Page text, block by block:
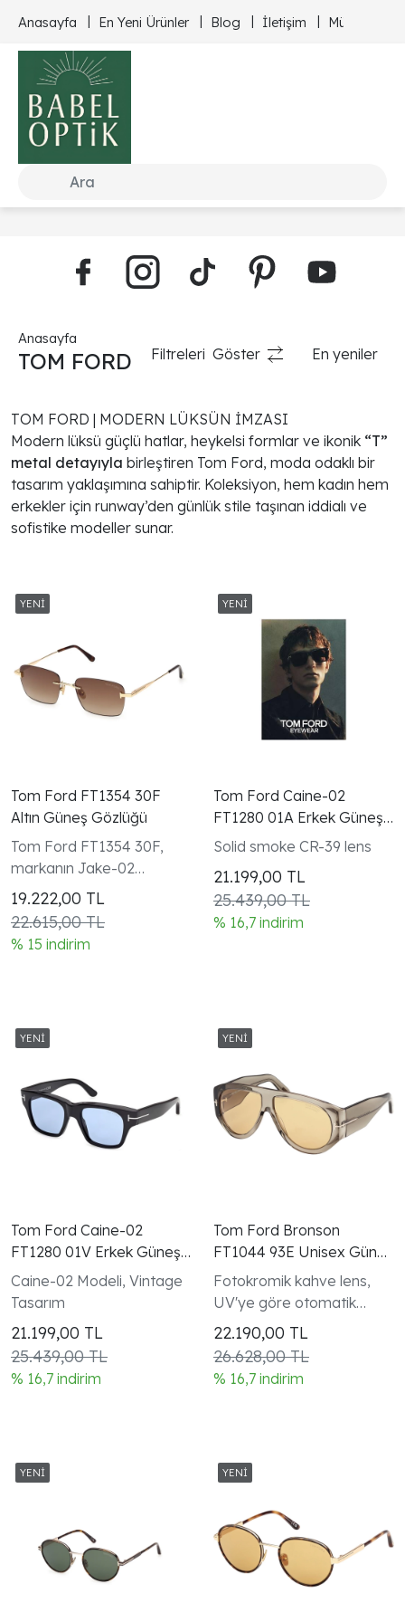
Anasayfa En Yeni Ürünler Blog İletişim Müşteri
Anasayfa
TOM FORD Filtreleri Göster En yeniler
TOM FORD | MODERN LÜKSÜN İMZASI
Modern lüksü güçlü hatlar, heykelsi formlar ve ikonik “T”
metal detayıyla birleştiren Tom Ford, moda odaklı bir
tasarım yaklaşımına sahiptir. Koleksiyon, hem kadın hem
erkekler için runway’den günlük stile taşınan iddialı ve
sofistike modeller sunar.
Tom Ford FT1354 30F
Altın Güneş Gözlüğü
Tom Ford FT1354 30F,
markanın Jake-02
serisinde yer alan
dikdörtgen formlu unisex
güneş gözlüğüdür.
19.222,00 TL
22.615,00 TL
% 15 indirim
Tom Ford Caine-02
FT1280 01A Erkek Güneş
Gözlüğü Siyah Smoke
Solid smoke CR-39 lens
21.199,00 TL
25.439,00 TL
% 16,7 indirim
Tom Ford Caine-02
FT1280 01V Erkek Güneş
Gözlüğü Siyah Mavi
Caine-02 Modeli, Vintage
Tasarım
21.199,00 TL
25.439,00 TL
% 16,7 indirim
Tom Ford Bronson
FT1044 93E Unisex Güneş
Gözlüğü Fotokromik
Fotokromik kahve lens,
UV'ye göre otomatik
koyulaşır, Oversize 60mm
22.190,00 TL
26.628,00 TL
% 16,7 indirim